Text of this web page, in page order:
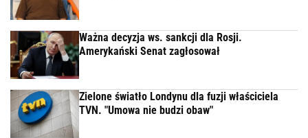
Ważna decyzja ws. sankcji dla Rosji.
Amerykański Senat zagłosował
Zielone światło Londynu dla fuzji właściciela
TVN. "Umowa nie budzi obaw"